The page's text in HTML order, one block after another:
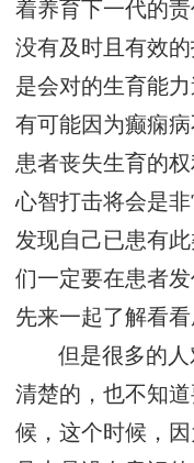
着养育下一代的
没有及时且有效
是会对的生育能
有可能因为癫痫
患者丧失生育的
心智打击将会是
发现自己已患有
们一定要在患者
先来一起了解看
但是很多的
清楚的，也不知
候，这个时候，